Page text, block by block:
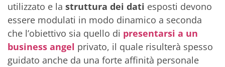
utilizzato e la struttura dei dati esposti devono
essere modulati in modo dinamico a seconda
che l’obiettivo sia quello di presentarsi a un
business angel privato, il quale risulterà spesso
guidato anche da una forte affinità personale